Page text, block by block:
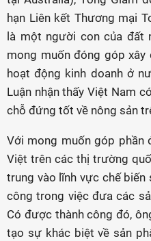
hạn Liên kết Thương mại
là một người con của đất
mong muốn đóng góp
hoạt động kinh doanh ở
Luận nhận thấy Việt Nam
chỗ đứng tốt về nông sản
Với mong muốn góp phần
Việt trên các thị trường
trung vào lĩnh vực chế
công trong việc đưa các
Có được thành công đó,
tạo sự khác biệt về sản